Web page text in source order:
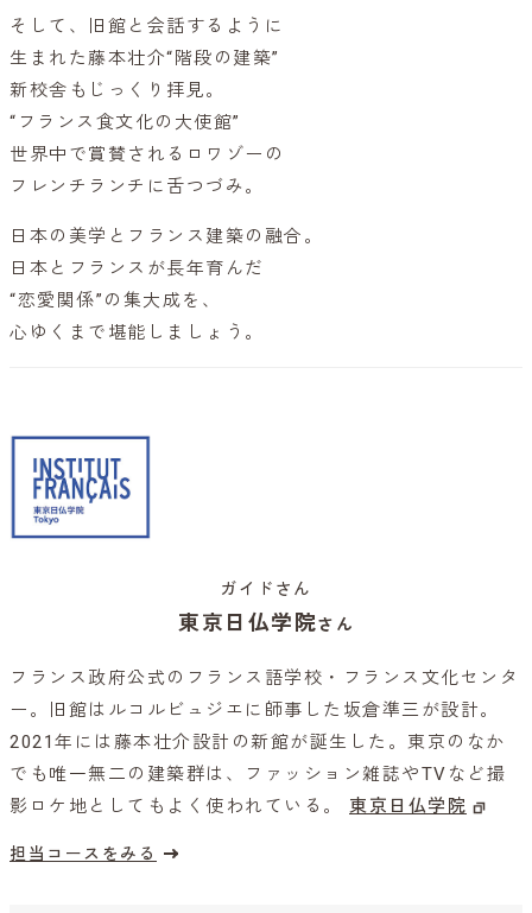
そして、旧館と会話するように
生まれた藤本壮介“階段の建築”
新校舎もじっくり拝見。
“フランス食文化の大使館”
世界中で賞賛されるロワゾーの
フレンチランチに舌つづみ。
日本の美学とフランス建築の融合。
日本とフランスが長年育んだ
“恋愛関係”の集大成を、
心ゆくまで堪能しましょう。
ガイドさん
東京日仏学院さん
フランス政府公式のフランス語学校・フランス文化センタ
ー。旧館はルコルビュジエに師事した坂倉準三が設計。
2021年には藤本壮介設計の新館が誕生した。東京のなか
でも唯一無二の建築群は、ファッション雑誌やTVなど撮
影ロケ地としてもよく使われている。 東京日仏学院
担当コースをみる